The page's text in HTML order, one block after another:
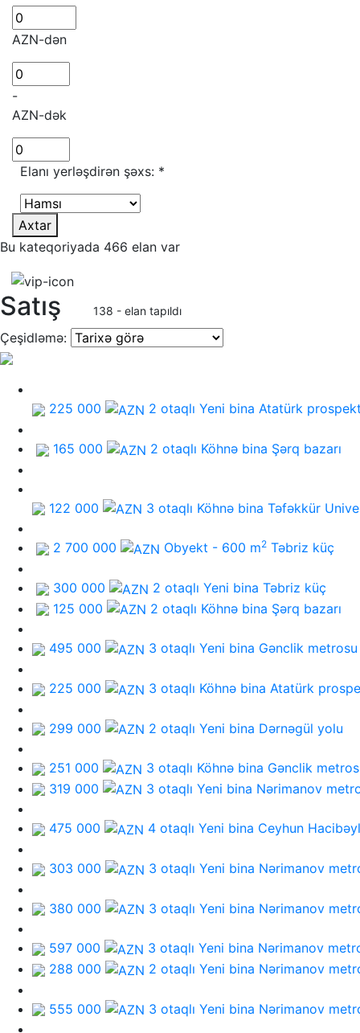
AZN-dən
-
AZN-dək
Elanı yerləşdirən şəxs: *
Axtar
Bu kateqoriyada 466 elan var
Satış 138 - elan tapıldı
Çeşidləmə:
225 000 2 otaqlı Yeni bina Atatürk
165 000 2 otaqlı Köhnə bina Şərq bazarı
122 000 3 otaqlı Köhnə bina Təfəkkür
2 700 000 Obyekt - 600 m2 Təbriz küç
300 000 2 otaqlı Yeni bina Təbriz küç
125 000
2 otaqlı Köhnə bina Şərq bazarı
495 000 3 otaqlı Yeni bina Gənclik metrosu
225 000 3 otaqlı Köhnə bina Atatürk
299 000 2 otaqlı Yeni bina Dərnəgül yolu
251 000 3 otaqlı Köhnə bina Gənclik
319 000
3 otaqlı Yeni bina Nərimanov
475 000 4 otaqlı Yeni bina Ceyhun
303 000 3 otaqlı Yeni bina Nərimanov
380 000 3 otaqlı Yeni bina Nərimanov
597 000 3 otaqlı Yeni bina Nərimanov
288 000
2 otaqlı Yeni bina Nərimanov
555 000 3 otaqlı Yeni bina Nərimanov